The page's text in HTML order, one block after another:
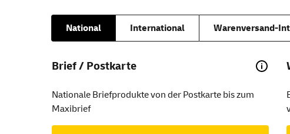
National International Warenversand-
Brief / Postkarte
Nationale Briefprodukte von der Postkarte bis zum
Maxibrief